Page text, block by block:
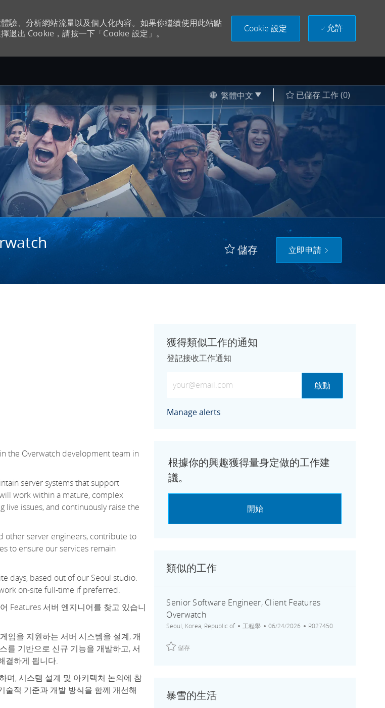
驗、分析網站流量以及個人化內容。如果你繼續使用此站點
退出 Cookie，請按一下「Cookie 設定」。
Cookie 設定 允許
Language selected
Chinese
繁體中文 已儲存 工作(0)
儲存 立即申請
the Overwatch development team in
server systems that support
work within a mature, complex
issues, and continuously raise the
other server engineers, contribute to
to ensure our services remain
days, based out of our Seoul studio.
on‑site full-time if preferred.
Features 서버 엔지니어를 찾고 있습니
임을 지원하는 서버 시스템을 설계, 개
를 기반으로 신규 기능을 개발하고, 서
결하게 됩니다.
며, 시스템 설계 및 아키텍처 논의에 참
술적 기준과 개발 방식을 함께 개선해
獲得類似工作的通知
登記接收工作通知
啟動
Manage alerts
根據你的興趣獲得量身定做的工作建
議。
開始
類似的工作
Senior Software Engineer, Client Features
Overwatch
地點
Seoul, Korea, Republic of 類別
工程學 張貼日期
06/24/2026 工作 ID
R027450
儲存
暴雪的生活